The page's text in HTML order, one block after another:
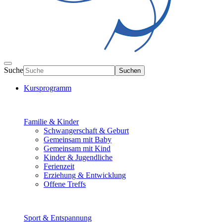
Suche Suchen
Kursprogramm
Familie & Kinder
Schwangerschaft & Geburt
Gemeinsam mit Baby
Gemeinsam mit Kind
Kinder & Jugendliche
Ferienzeit
Erziehung & Entwicklung
Offene Treffs
Sport & Entspannung